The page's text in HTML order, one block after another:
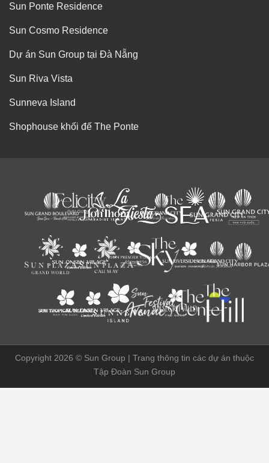
Sun Ponte Residence
Sun Cosmo Residence
Dự án Sun Group tại Đà Nẵng
Sun Riva Vista
Sunneva Island
Shophouse khối đế The Ponte
Copyright 2026 © Sun Group | Trang thông tin các dự án thuộc
Tập Đoàn Sun Group